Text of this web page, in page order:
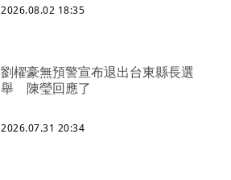
2026.08.02 18:35
劉櫂豪無預警宣布退出台東縣長選
舉 陳瑩回應了
2026.07.31 20:34